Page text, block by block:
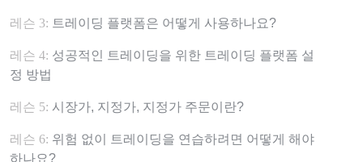
레슨 3: 트레이딩 플랫폼은 어떻게 사용하나요?
레슨 4: 성공적인 트레이딩을 위한 트레이딩 플랫폼 설
정 방법
레슨 5: 시장가, 지정가, 지정가 주문이란?
레슨 6: 위험 없이 트레이딩을 연습하려면 어떻게 해야
하나요?